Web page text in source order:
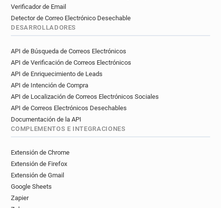
Verificador de Email
Detector de Correo Electrónico Desechable
DESARROLLADORES
API de Búsqueda de Correos Electrónicos
API de Verificación de Correos Electrónicos
API de Enriquecimiento de Leads
API de Intención de Compra
API de Localización de Correos Electrónicos Sociales
API de Correos Electrónicos Desechables
Documentación de la API
COMPLEMENTOS E INTEGRACIONES
Extensión de Chrome
Extensión de Firefox
Extensión de Gmail
Google Sheets
Zapier